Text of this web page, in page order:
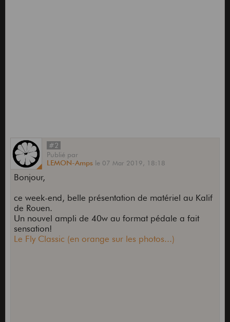
#2
Publié par
LEMON-Amps le 07 Mar 2019, 18:18
Bonjour,
ce week-end, belle présentation de matériel au Kalif
de Rouen.
Un nouvel ampli de 40w au format pédale a fait
sensation!
Le Fly Classic (en orange sur les photos...)